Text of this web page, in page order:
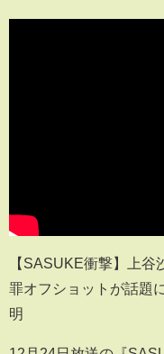
【SASUKE衝撃】上
罪オフショットが話題
明